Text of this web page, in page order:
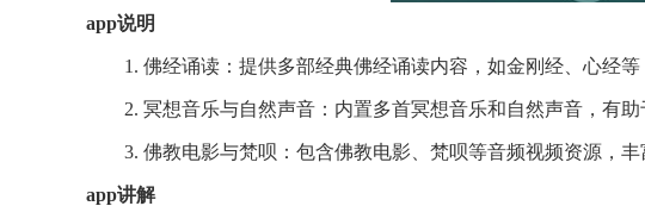
app说明
1. 佛经诵读：提供多部经典佛经诵读内容，如金刚经、心经等
2. 冥想音乐与自然声音：内置多首冥想音乐和自然声音，有
3. 佛教电影与梵呗：包含佛教电影、梵呗等音频视频资源，丰
app讲解